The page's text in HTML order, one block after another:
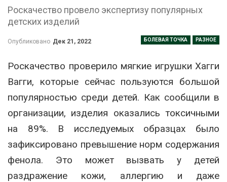
Роскачество провело экспертизу популярных
детских изделий
БОЛЕВАЯ ТОЧКА РАЗНОЕ
Опубликовано Дек 21, 2022
Роскачество проверило мягкие игрушки Хагги
Вагги, которые сейчас пользуются большой
популярностью среди детей. Как сообщили в
организации, изделия оказались токсичными
на 89%. В исследуемых образцах было
зафиксировано превышение норм содержания
фенола. Это может вызвать у детей
раздражение кожи, аллергию и даже